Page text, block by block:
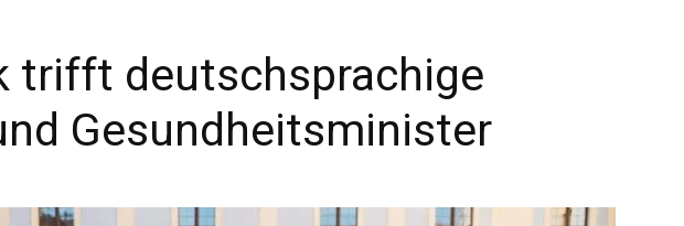
trifft deutschsprachige
Gesundheitsminister